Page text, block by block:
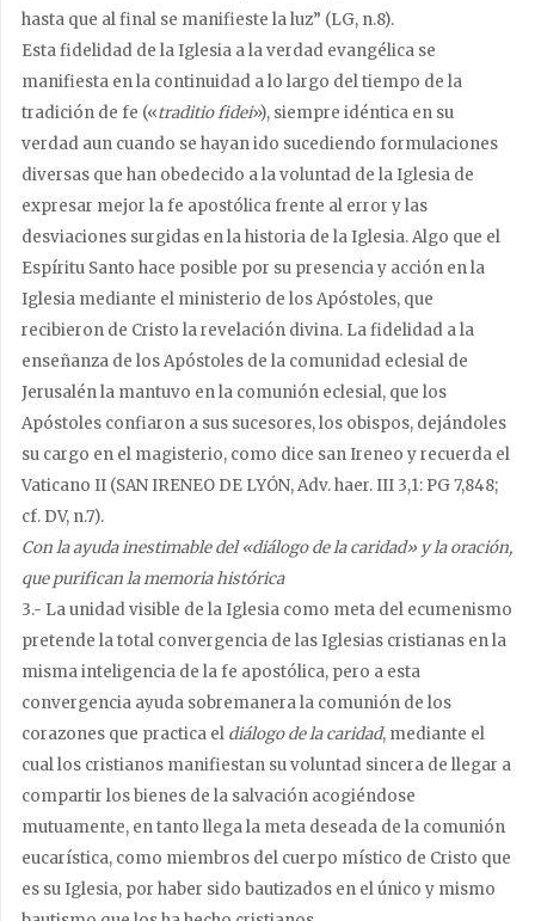
hasta que al final se manifieste la luz” (LG, n.8).
Esta fidelidad de la Iglesia a la verdad evangélica se
manifiesta en la continuidad a lo largo del tiempo de la
tradición de fe («traditio fidei»), siempre idéntica en su
verdad aun cuando se hayan ido sucediendo formulaciones
diversas que han obedecido a la voluntad de la Iglesia de
expresar mejor la fe apostólica frente al error y las
desviaciones surgidas en la historia de la Iglesia. Algo que el
Espíritu Santo hace posible por su presencia y acción en la
Iglesia mediante el ministerio de los Apóstoles, que
recibieron de Cristo la revelación divina. La fidelidad a la
enseñanza de los Apóstoles de la comunidad eclesial de
Jerusalén la mantuvo en la comunión eclesial, que los
Apóstoles confiaron a sus sucesores, los obispos, dejándoles
su cargo en el magisterio, como dice san Ireneo y recuerda el
Vaticano II (SAN IRENEO DE LYÓN, Adv. haer. III 3,1: PG 7,848;
cf. DV, n.7).
Con la ayuda inestimable del «diálogo de la caridad» y la oración,
que purifican la memoria histórica
3.- La unidad visible de la Iglesia como meta del ecumenismo
pretende la total convergencia de las Iglesias cristianas en la
misma inteligencia de la fe apostólica, pero a esta
convergencia ayuda sobremanera la comunión de los
corazones que practica el diálogo de la caridad, mediante el
cual los cristianos manifiestan su voluntad sincera de llegar a
compartir los bienes de la salvación acogiéndose
mutuamente, en tanto llega la meta deseada de la comunión
eucarística, como miembros del cuerpo místico de Cristo que
es su Iglesia, por haber sido bautizados en el único y mismo